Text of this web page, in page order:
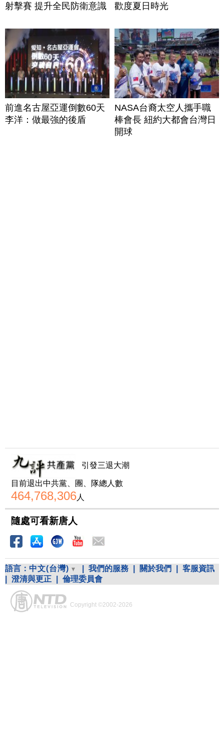
射擊賽 提升全民防衛意識
歡度夏日時光
前進名古屋亞運倒數60天
李洋：做最強的後盾
NASA台裔太空人攜手職
棒會長 紐約大都會台灣日
開球
引發三退大潮
目前退出中共黨、團、隊總人數
464,768,306人
隨處可看新唐人
語言： 中文(台灣) 我們的服務 關於我們
客服資訊
澄清與更正 倫理委員會
Copyright ©2002-2026